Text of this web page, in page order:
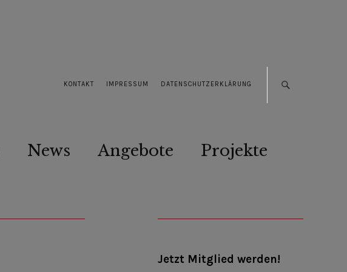
KONTAKT IMPRESSUM DATENSCHUTZERKLÄRUNG
News Angebote Projekte
Jetzt Mitglied werden!